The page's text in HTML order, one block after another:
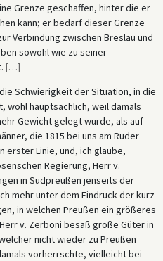
Grenze geschaffen, hinter die er
kann; er bedarf dieser Grenze
Verbindung zwischen Breslau und
sowohl wie zu seiner
[…]
Schwierigkeit der Situation, in die
hauptsächlich, weil damals
Gewicht gelegt wurde, als auf
die 1815 bei uns am Ruder
erster Linie, und, ich glaube,
Regierung, Herr v.
in Südpreußen jenseits der
mehr unter dem Eindruck der kurz
in welchen Preußen ein größeres
v. Zerboni besaß große Güter in
nicht wieder zu Preußen
vorherrschte, vielleicht bei